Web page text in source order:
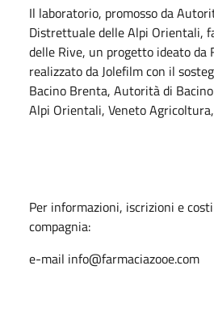
Il laboratorio, promosso da
Distrettuale delle Alpi Orientali,
delle Rive, un progetto ideato da
realizzato da Jolefilm con il
Bacino Brenta, Autorità di
Alpi Orientali, Veneto
Per informazioni, iscrizioni e
compagnia:
e-mail info@farmaciazooe.com